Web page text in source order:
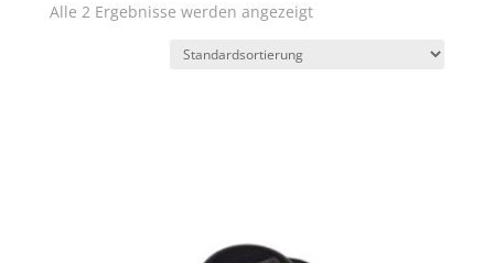
Alle 2 Ergebnisse werden angezeigt